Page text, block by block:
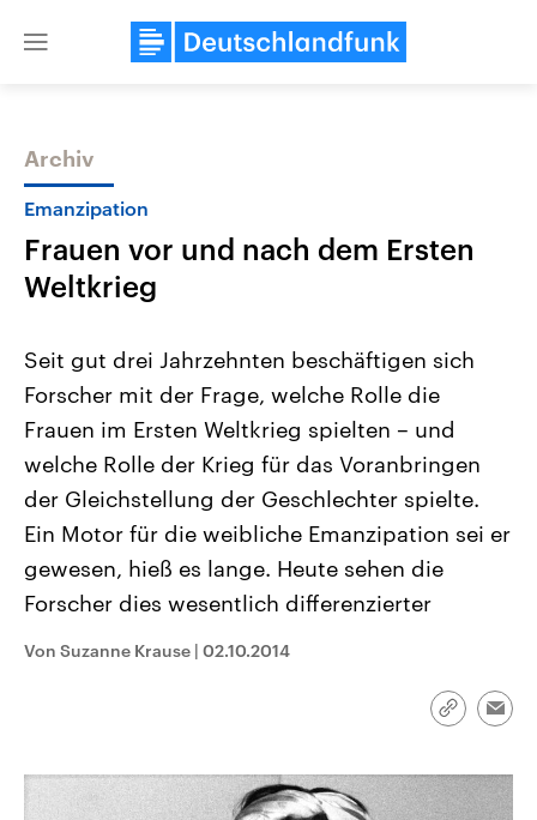
Close
Themen
USA
Aktuelle Beiträge, Analysen und
Hintergründe
Wirtschaftlich und militärisch
gehören die Vereinigten Staaten zu
den mächtigsten Ländern der Erde,
mit großem Einfluss auf das
Nahostkonflikt
Aktuelle Lage und
Der Überfall der
Terrororganisation Hamas
Oktober 2023 auf Israel
Region wieder die Gewalt
Israel möchte die Hamas
Diese wird wie die
Libanon vom Iran
Sendungen Programm Podcasts
Archiv
Emanzipation
Frauen vor und nach dem Ersten
Weltkrieg
Seit gut drei Jahrzehnten beschäftigen sich
Forscher mit der Frage, welche Rolle die
Frauen im Ersten Weltkrieg spielten – und
welche Rolle der Krieg für das Voranbringen
der Gleichstellung der Geschlechter spielte.
Ein Motor für die weibliche Emanzipation sei er
gewesen, hieß es lange. Heute sehen die
Forscher dies wesentlich differenzierter
Von Suzanne Krause | 02.10.2014
Link